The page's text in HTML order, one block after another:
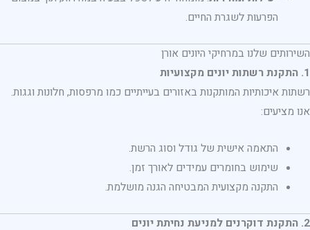
הפרעות לשגרת החיים.
השירותים שלנו במרחיקי היונים אורן
1. התקנת רשתות יונים מקצועיות
רשתות איכותיות המותקנות באזורים בעייתיים כמו מרפסות, חלונות וגגות.
אנו מציעים:
התאמה אישית של גודל וסוג הרשת.
שימוש בחומרים עמידים לאורך זמן.
התקנה מקצועית המבטיחה הגנה מושלמת.
2. התקנת דוקרנים למניעת נחיתת יונים